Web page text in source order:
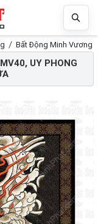
Bất Động Minh Vương
UY PHONG